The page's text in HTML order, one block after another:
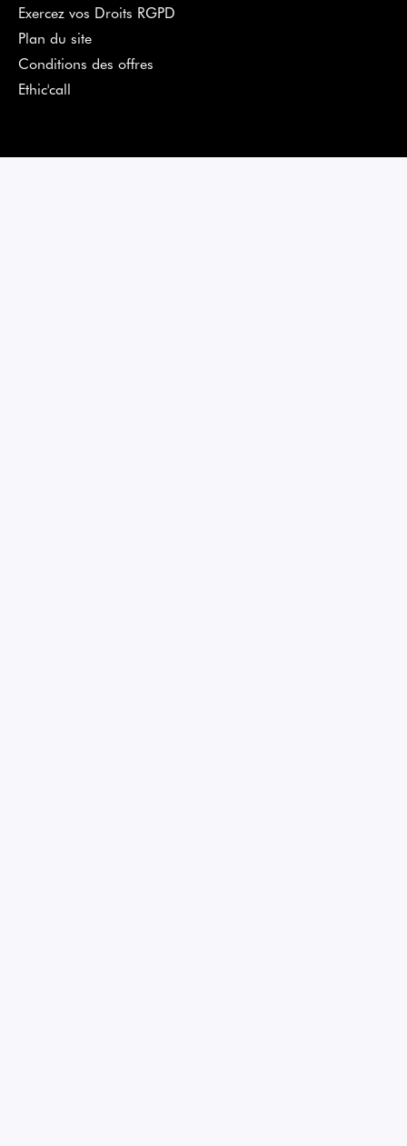
Exercez vos Droits RGPD
Plan du site
Conditions des offres
Ethic'call